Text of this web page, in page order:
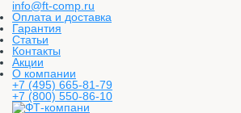
info@ft-comp.ru
Оплата и доставка
Гарантия
Статьи
Контакты
Акции
О компании
+7 (495) 665-81-79
+7 (800) 550-86-10